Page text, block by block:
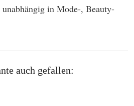
in Mode-, Beauty-
auch gefallen: